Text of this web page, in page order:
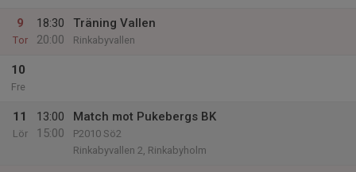
9
Tor
18:30
20:00
Träning Vallen
Rinkabyvallen
10
Fre
11
Lör
13:00
15:00
Match mot Pukebergs BK
P2010 Sö2
Rinkabyvallen 2, Rinkabyholm